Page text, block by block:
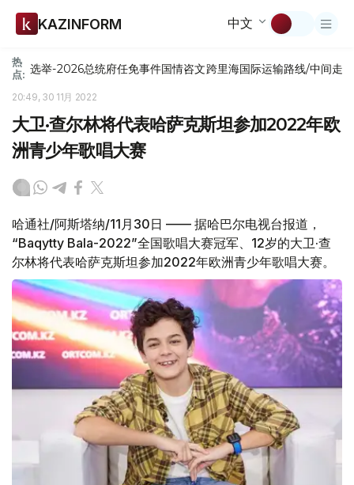
KAZINFORM 中文
热
点: 选举-2026总统府任免事件国情咨文跨里海国际运输路线/中间走廊
20:49, 30 11月 2022
大卫·查尔林将代表哈萨克斯坦参加2022年欧
洲青少年歌唱大赛
哈通社/阿斯塔纳/11月30日 —— 据哈巴尔电视台报道，
“Baqytty Вala-2022”全国歌唱大赛冠军、12岁的大卫·查
尔林将代表哈萨克斯坦参加2022年欧洲青少年歌唱大赛。